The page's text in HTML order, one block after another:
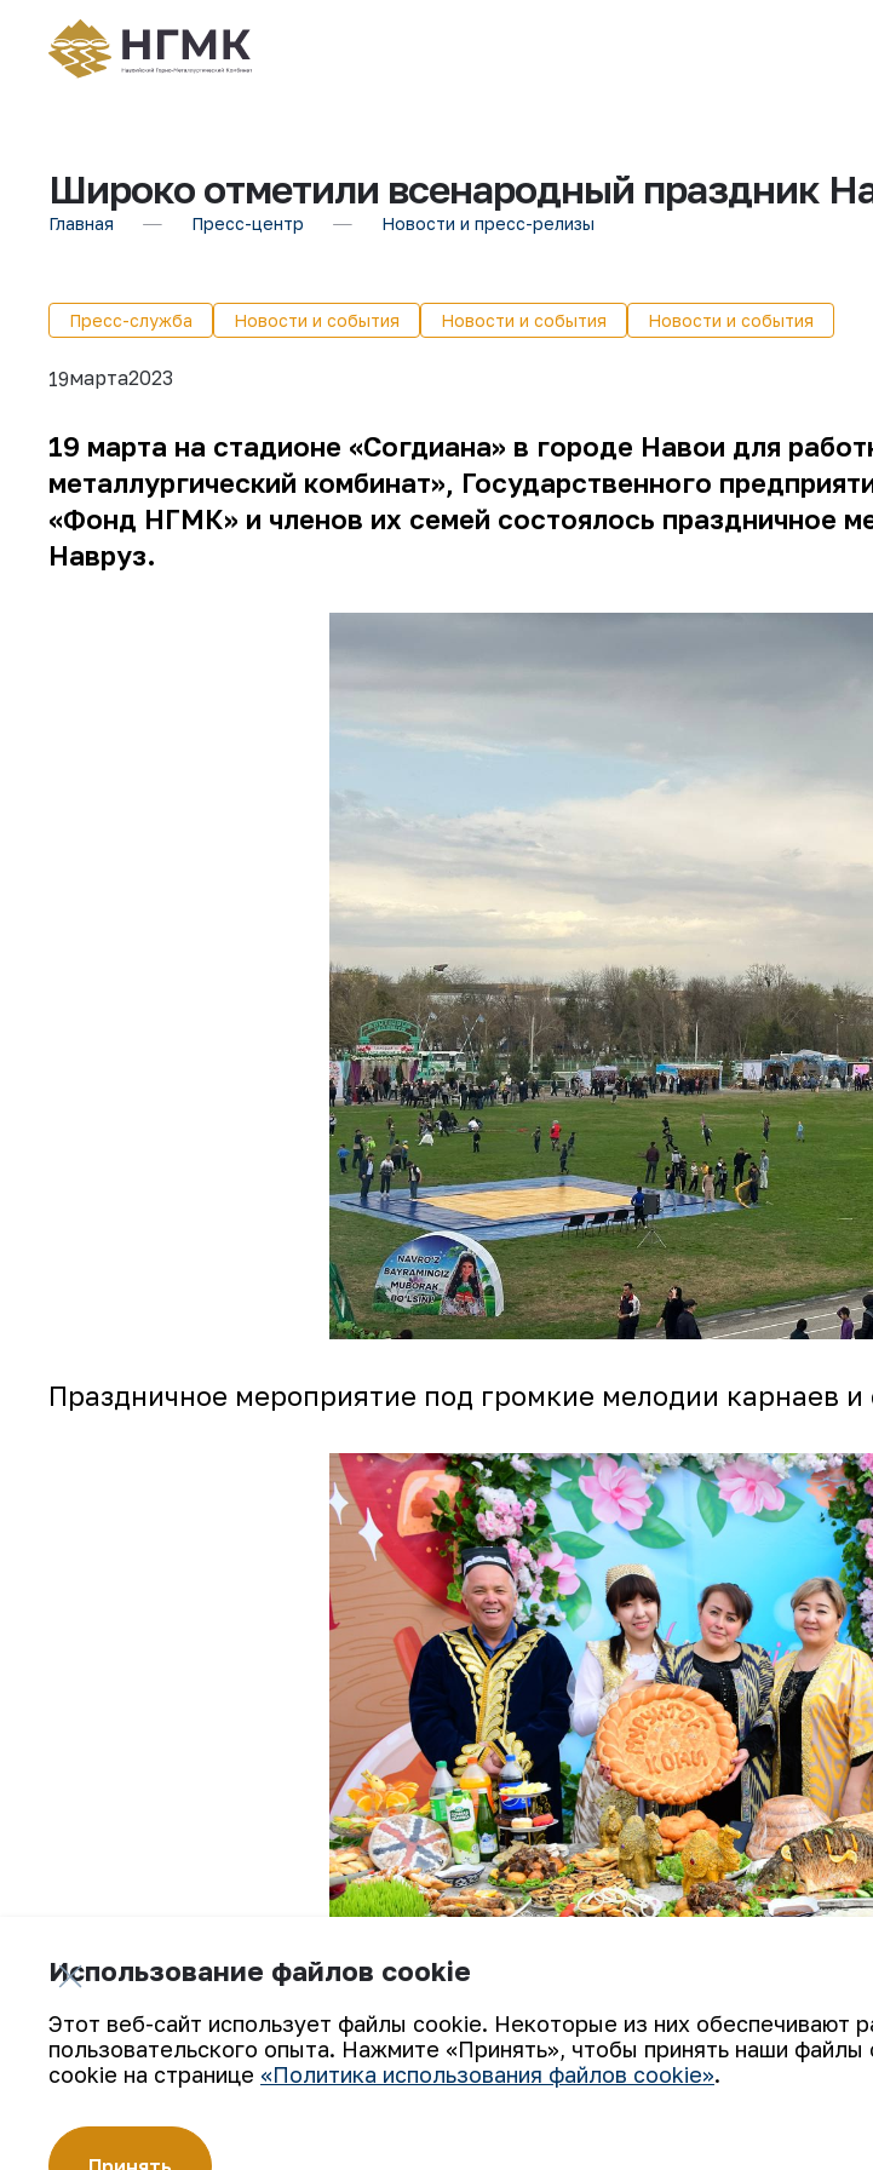
Широко отметили всенародный праздник
Главная Пресс-центр Новости и пресс-релизы
Пресс-служба Новости и события Новости и события Новости и события
19марта2023
19 марта на стадионе «Согдиана» в городе Навои для
металлургический комбинат», Государственного
«Фонд НГМК» и членов их семей состоялось праздничное
Навруз.
Праздничное мероприятие под громкие мелодии карнаев и
Гости праздничного торжества стали свидетелями
Использование файлов cookie
Этот веб-сайт использует файлы cookie. Некоторые из них обеспечивают
пользовательского опыта. Нажмите «Принять», чтобы принять наши
cookie на странице «Политика использования файлов cookie».